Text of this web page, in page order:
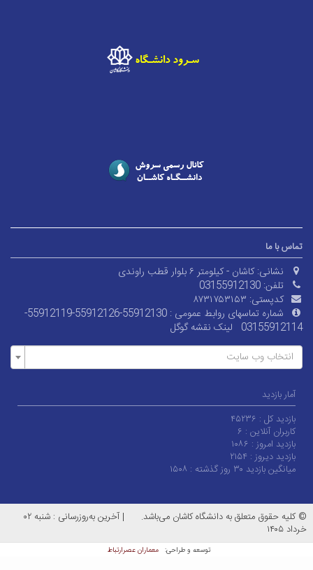
تماس با ما
نشانی:کاشان - کیلومتر ۶ بلوار قطب راوندی
تلفن:03155912130
کدپستی:۸۷۳۱۷۵۳۱۵۳
شماره تماسهای روابط عمومی : 55912130-55912126-55912119-
03155912114 لینک نقشه گوگل
انتخاب وب سایت
آمار بازدید
بازدید کل :۴۵۲۳۶
کاربران آنلاین :۶
بازدید امروز :۱۰۸۶
بازدید دیروز :۲۱۵۴
میانگین بازدید ۳۰ روز گذشته :
۱۵۰۸
حقوق متعلق به دانشگاه کاشان می‌باشد.
آخرین به‌روزرسانی : شنبه ۰۲
۱۴۰۵
توسعه و طراحی: معماران عصر‌ارتباط